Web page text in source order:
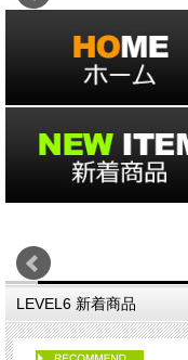
LEVEL6 新着商品